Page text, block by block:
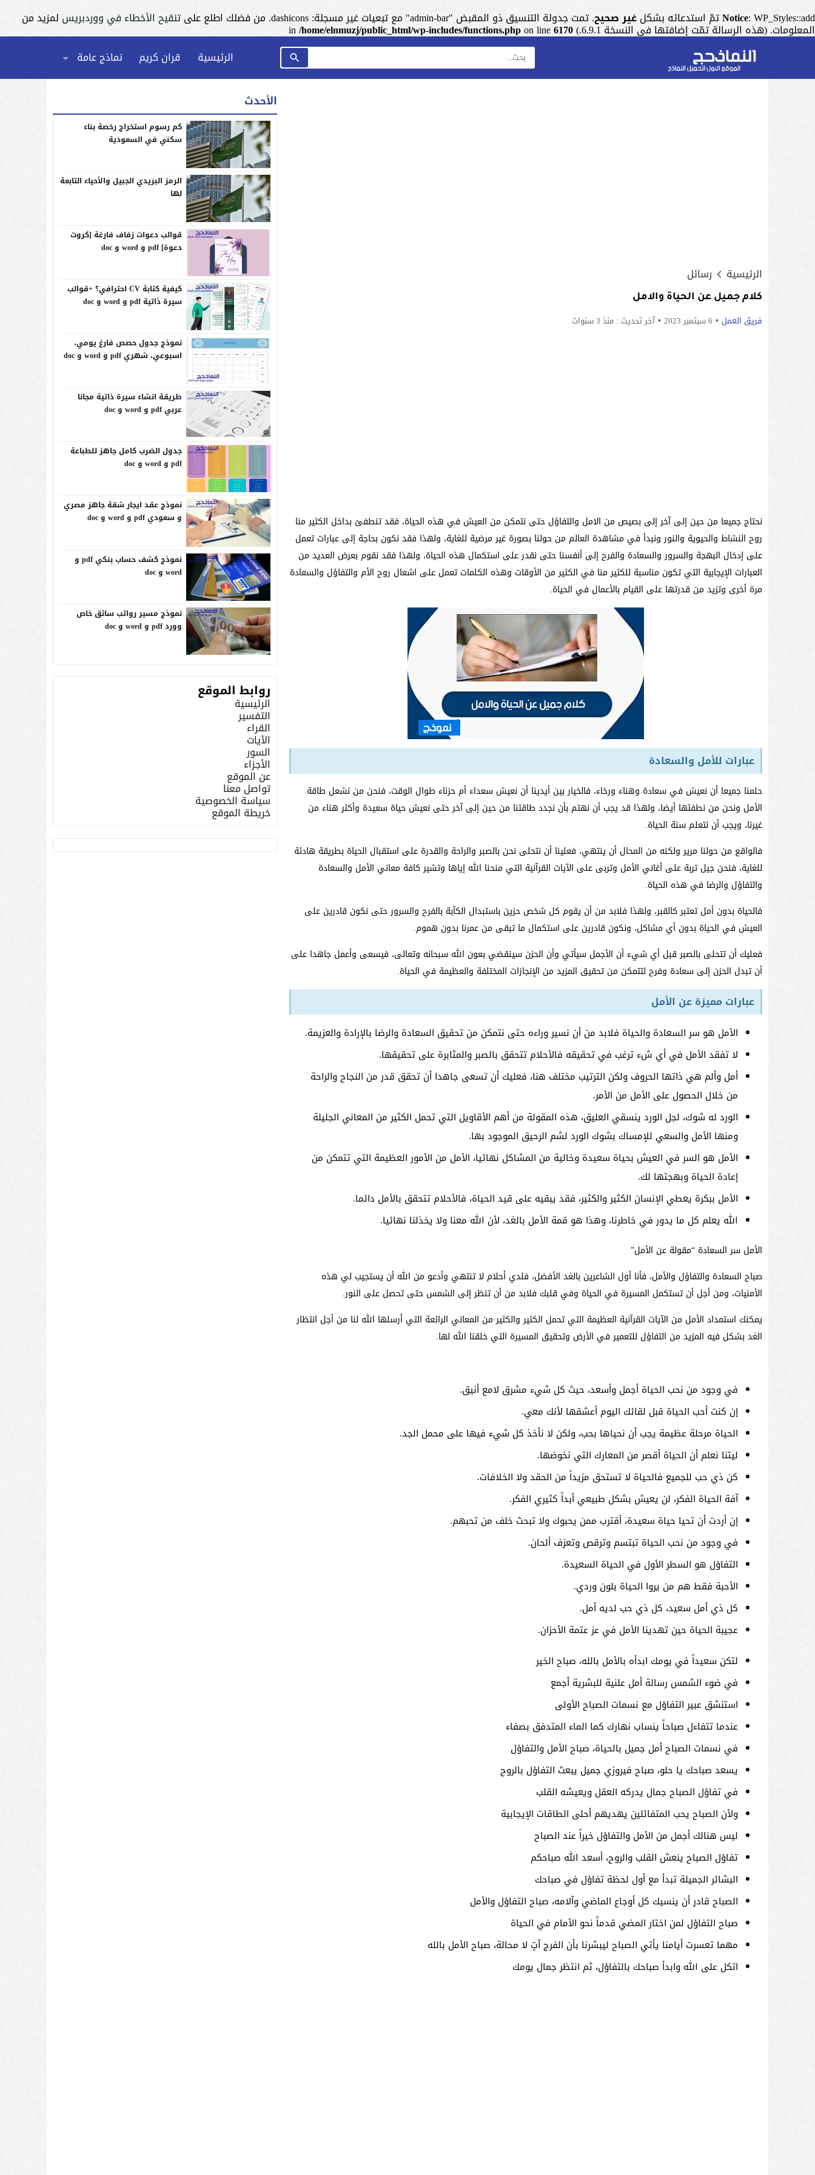
Notice: WP_Styles::add تمّ استدعائه بشكل غير صحيح. تمت جدولة التنسيق ذو المقبض "admin-bar" مع تبعيات غير مسجلة: dashicons. من فضلك اطلع على تنقيح الأخطاء في ووردبريس لمزيد من
المعلومات. (هذه الرسالة تمّت إضافتها في النسخة 6.9.1.) in /home/elnmuzj/public_html/wp-includes/functions.phpon line6170
الرئيسية
قران كريم نماذج عامة
الرئيسية رسائل
كلام جميل عن الحياة والامل
فريق العمل 6 سبتمبر 2023 آخر تحديث : منذ 3 سنوات
نحتاج جميعا من حين إلى آخر إلى بصيص من الامل والتفاؤل حتى نتمكن من العيش في هذه الحياة، فقد تنطفئ بداخل الكثير منا
روح النشاط والحيوية والنور ونبدأ في مشاهدة العالم من حولنا بصورة غير مرضية للغاية، ولهذا فقد نكون بحاجة إلى عبارات تعمل
على إدخال البهجة والسرور والسعادة والفرح إلى أنفسنا حتى نقدر على استكمال هذه الحياة، ولهذا فقد نقوم بعرض العديد من
العبارات الإيجابية التي تكون مناسبة للكثير منا في الكثير من الأوقات وهذه الكلمات تعمل على اشعال روح الأم والتفاؤل والسعادة
مرة أخرى وتزيد من قدرتها على القيام بالأعمال في الحياة.
عبارات للأمل والسعادة
حلمنا جميعا أن نعيش في سعادة وهناء ورخاء، فالخيار بين أيدينا أن نعيش سعداء أم حزناء طوال الوقت، فنحن من نشعل طاقة
الأمل ونحن من نطفئها أيضا، ولهذا قد يجب أن نهتم بأن نجدد طاقتنا من حين إلى آخر حتى نعيش حياة سعيدة وأكثر هناء من
غيرنا، ويجب أن نتعلم سنة الحياة.
فالواقع من حولنا مرير ولكنه من المحال أن ينتهي، فعلينا أن نتحلى نحن بالصبر والراحة والقدرة على استقبال الحياة بطريقة هادئة
للغاية، فنحن جيل تربة على أغاني الأمل وتربى على الآيات القرآنية التي منحنا الله إياها وتشير كافة معاني الأمل والسعادة
والتفاؤل والرضا في هذه الحياة.
فالحياة بدون أمل تعتبر كالقبر، ولهذا فلابد من أن يقوم كل شخص حزين باستبدال الكآبة بالفرح والسرور حتى نكون قادرين على
العيش في الحياة بدون أي مشاكل، ونكون قادرين على استكمال ما تبقى من عمرنا بدون هموم.
فعليك أن تتحلى بالصبر قبل أي شيء أن الأجمل سيأتي وأن الحزن سينقضي بعون الله سبحانه وتعالى، فيسعى وأعمل جاهدا على
أن تبدل الحزن إلى سعادة وفرح لتتمكن من تحقيق المزيد من الإنجازات المختلفة والعظيمة في الحياة.
عبارات مميزة عن الأمل
الأمل هو سر السعادة والحياة فلابد من أن نسير وراءه حتى نتمكن من تحقيق السعادة والرضا بالإرادة والعزيمة.
لا تفقد الأمل في أي شء ترغب في تحقيقه فالأحلام تتحقق بالصبر والمثابرة على تحقيقها.
أمل وألم هي ذاتها الحروف ولكن الترتيب مختلف هنا، فعليك أن تسعى جاهدا أن تحقق قدر من النجاح والراحة
من خلال الحصول على الأمل من الأمر.
الورد له شوك، لجل الورد ينسقي العليق، هذه المقولة من أهم الأقاويل التي تحمل الكثير من المعاني الجليلة
ومنها الأمل والسعي للإمساك بشوك الورد لشم الرحيق الموجود بها.
الأمل هو السر في العيش بحياة سعيدة وخالية من المشاكل نهائيا، الأمل من الأمور العظيمة التي تتمكن من
إعادة الحياة وبهجتها لك.
الأمل ببكرة يعطي الإنسان الكثير والكثير، فقد يبقيه على قيد الحياة، فالأحلام تتحقق بالأمل دائما.
الله يعلم كل ما يدور في خاطرنا، وهذا هو قمة الأمل بالغد، لأن الله معنا ولا يخذلنا نهائيا.
الأمل سر السعادة “مقولة عن الأمل”
صباح السعادة والتفاؤل والأمل، فأنا أول الشاعرين بالغد الأفضل، فلدي أحلام لا تنتهي وأدعو من الله أن يستجيب لي هذه
الأمنيات، ومن أجل أن تستكمل المسيرة في الحياة وفي قلبك فلابد من أن تنظر إلى الشمس حتى تحصل على النور.
يمكنك استمداد الأمل من الآيات القرآنية العظيمة التي تحمل الكثير والكثير من المعاني الرائعة التي أرسلها الله لنا من أجل انتظار
الغد بشكل فيه المزيد من التفاؤل للتعمير في الأرض وتحقيق المسيرة التي خلقنا الله لها.
في وجود من نحب الحياة أجمل وأسعد، حيث كل شيء مشرق لامع أنيق.
إن كنت أحب الحياة قبل لقائك اليوم أعشقها لأنك معي.
الحياة مرحلة عظيمة يجب أن نحياها بحب، ولكن لا نأخذ كل شيء فيها على محمل الجد.
ليتنا نعلم أن الحياة أقصر من المعارك التي نخوضها.
كن ذي حب للجميع فالحياة لا تستحق مزيداً من الحقد ولا الخلافات.
آفة الحياة الفكر، لن يعيش بشكل طبيعي أبداً كثيري الفكر.
إن أردت أن تحيا حياة سعيدة، أقترب ممن يحبوك ولا تبحث خلف من تحبهم.
في وجود من نحب الحياة تبتسم وترقص وتعزف ألحان.
التفاؤل هو السطر الأول في الحياة السعيدة.
الأحبة فقط هم من يروا الحياة بلون وردي.
كل ذي أمل سعيد، كل ذي حب لديه أمل.
عجيبة الحياة حين تهدينا الأمل في عز عتمة الأحزان.
لتكن سعيداً في يومك ابدأه بالأمل بالله، صباح الخير
في ضوء الشمس رسالة أمل علنية للبشرية أجمع
استنشق عبير التفاؤل مع نسمات الصباح الأولى
عندما تتفاءل صباحاً ينساب نهارك كما الماء المتدفق بصفاء
في نسمات الصباح أمل جميل بالحياة، صباح الأمل والتفاؤل
يسعد صباحك يا حلو، صباح فيروزي جميل يبعث التفاؤل بالروح
في تفاؤل الصباح جمال يدركه العقل ويعيشه القلب
ولأن الصباح يحب المتفائلين يهديهم أحلى الطاقات الإيجابية
ليس هنالك أجمل من الأمل والتفاؤل خيراً عند الصباح
تفاؤل الصباح ينعش القلب والروح، أسعد الله صباحكم
البشائر الجميلة تبدأ مع أول لحظة تفاؤل في صباحك
الصباح قادر أن ينسيك كل أوجاع الماضي وآلامه، صباح التفاؤل والأمل
صباح التفاؤل لمن اختار المضي قدماً نحو الأمام في الحياة
مهما تعسرت أيامنا يأتي الصباح ليبشرنا بأن الفرج آتٍ لا محالة، صباح الأمل بالله
اتكل على الله وابدأ صباحك بالتفاؤل، ثم انتظر جمال يومك
الأحدث
كم رسوم استخراج رخصة بناء
سكني في السعودية
الرمز البريدي الجبيل والأحياء التابعة
لها
قوالب دعوات زفاف فارغة [كروت
دعوة] pdf و word و doc
كيفية كتابة CV احترافي؟ +قوالب
سيرة ذاتية pdf و word و doc
نموذج جدول حصص فارغ يومي،
اسبوعي، شهري pdf و word و doc
طريقة انشاء سيرة ذاتية مجانا
عربي pdf و word و doc
جدول الضرب كامل جاهز للطباعة
pdf و word و doc
نموذج عقد ايجار شقة جاهز مصري
و سعودي pdf و word و doc
نموذج كشف حساب بنكي pdf و
word و doc
نموذج مسير رواتب سائق خاص
وورد pdf و word و doc
روابط الموقع
الرئيسية
التفسير
القراء
الآيات
السور
الأجزاء
عن الموقع
تواصل معنا
سياسة الخصوصية
خريطة الموقع